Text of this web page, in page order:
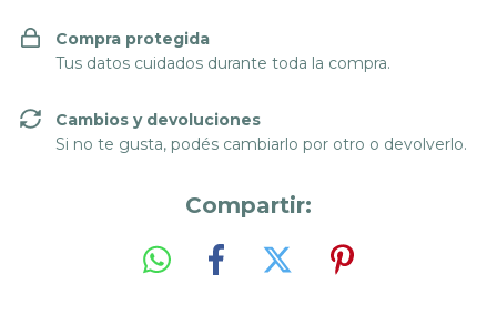
Compra protegida
Tus datos cuidados durante toda la compra.
Cambios y devoluciones
Si no te gusta, podés cambiarlo por otro o devolverlo.
Compartir: